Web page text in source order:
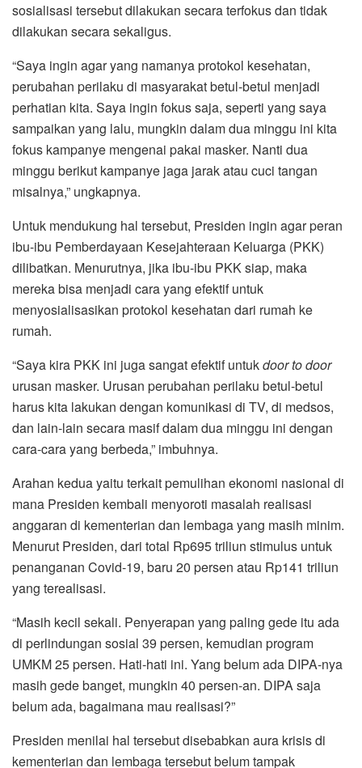
sosialisasi tersebut dilakukan secara terfokus dan tidak
dilakukan secara sekaligus.
“Saya ingin agar yang namanya protokol kesehatan,
perubahan perilaku di masyarakat betul-betul menjadi
perhatian kita. Saya ingin fokus saja, seperti yang saya
sampaikan yang lalu, mungkin dalam dua minggu ini kita
fokus kampanye mengenai pakai masker. Nanti dua
minggu berikut kampanye jaga jarak atau cuci tangan
misalnya,” ungkapnya.
Untuk mendukung hal tersebut, Presiden ingin agar peran
ibu-ibu Pemberdayaan Kesejahteraan Keluarga (PKK)
dilibatkan. Menurutnya, jika ibu-ibu PKK siap, maka
mereka bisa menjadi cara yang efektif untuk
menyosialisasikan protokol kesehatan dari rumah ke
rumah.
“Saya kira PKK ini juga sangat efektif untukdoor to door
urusan masker. Urusan perubahan perilaku betul-betul
harus kita lakukan dengan komunikasi di TV, di medsos,
dan lain-lain secara masif dalam dua minggu ini dengan
cara-cara yang berbeda,” imbuhnya.
Arahan kedua yaitu terkait pemulihan ekonomi nasional di
mana Presiden kembali menyoroti masalah realisasi
anggaran di kementerian dan lembaga yang masih minim.
Menurut Presiden, dari total Rp695 triliun stimulus untuk
penanganan Covid-19, baru 20 persen atau Rp141 triliun
yang terealisasi.
“Masih kecil sekali. Penyerapan yang paling gede itu ada
di perlindungan sosial 39 persen, kemudian program
UMKM 25 persen. Hati-hati ini. Yang belum ada DIPA-nya
masih gede banget, mungkin 40 persen-an. DIPA saja
belum ada, bagaimana mau realisasi?”
Presiden menilai hal tersebut disebabkan aura krisis di
kementerian dan lembaga tersebut belum tampak